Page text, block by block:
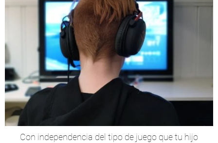
Con independencia del tipo de juego que tu hijo